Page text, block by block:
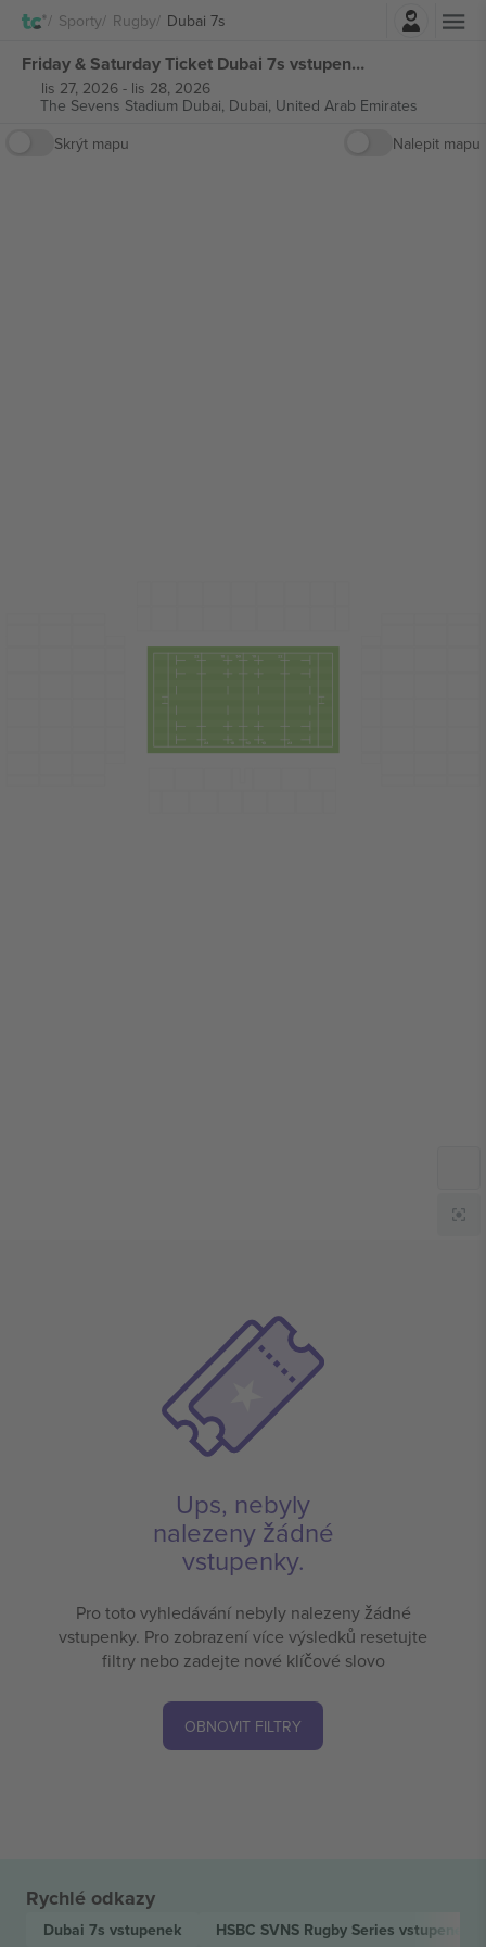
Sporty Rugby Dubai 7s
Friday & Saturday Ticket Dubai 7s vstupenek
lis 27, 2026- lis 28, 2026
The Sevens Stadium Dubai, Dubai, United Arab Emirates
Skrýt mapu
Nalepit mapu
Ups, nebyly
nalezeny žádné
vstupenky.
Pro toto vyhledávání nebyly nalezeny žádné
vstupenky. Pro zobrazení více výsledků resetujte
filtry nebo zadejte nové klíčové slovo
OBNOVIT FILTRY
Rychlé odkazy
Dubai 7s vstupenek HSBC SVNS Rugby Series vstupenek